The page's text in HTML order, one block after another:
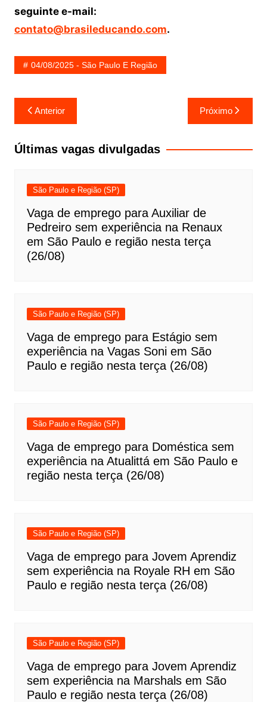
seguinte e-mail:
contato@brasileducando.com.
04/08/2025 - São Paulo E Região
Navegação
de
Post
Anterior Próximo
Últimas vagas divulgadas
São Paulo e Região (SP)
Vaga de emprego para Auxiliar de
Pedreiro sem experiência na Renaux
em São Paulo e região nesta terça
(26/08)
São Paulo e Região (SP)
Vaga de emprego para Estágio sem
experiência na Vagas Soni em São
Paulo e região nesta terça (26/08)
São Paulo e Região (SP)
Vaga de emprego para Doméstica sem
experiência na Atualittá em São Paulo e
região nesta terça (26/08)
São Paulo e Região (SP)
Vaga de emprego para Jovem Aprendiz
sem experiência na Royale RH em São
Paulo e região nesta terça (26/08)
São Paulo e Região (SP)
Vaga de emprego para Jovem Aprendiz
sem experiência na Marshals em São
Paulo e região nesta terça (26/08)